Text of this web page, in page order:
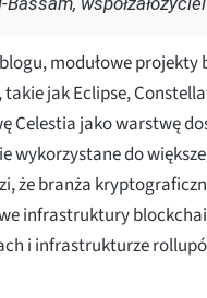
modułowe
jak Eclipse,
Celestia jako warstwę
wykorzystane do
że branża
infrastruktury
i infrastrukturze